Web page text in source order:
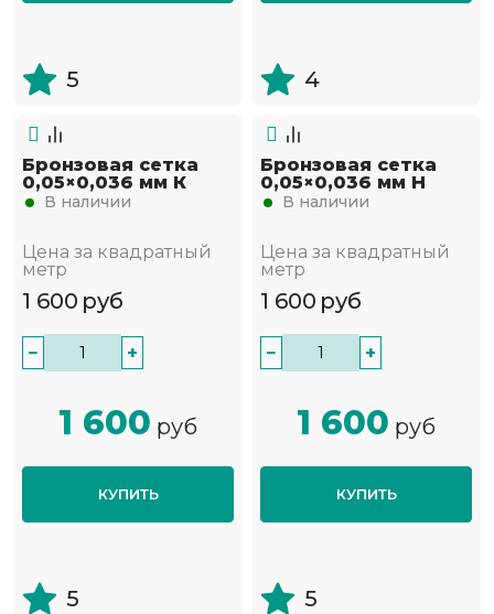
5 4
Бронзовая сетка
0,05×0,036 мм К
В наличии
Цена за квадратный
метр
1 600 руб
− +
1 600 руб
КУПИТЬ
5
Бронзовая сетка
0,05×0,036 мм Н
В наличии
Цена за квадратный
метр
1 600 руб
− +
1 600 руб
КУПИТЬ
5